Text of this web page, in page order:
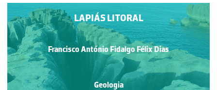
LAPIÁS LITORAL
Francisco António Fidalgo Félix Dias
Geologia